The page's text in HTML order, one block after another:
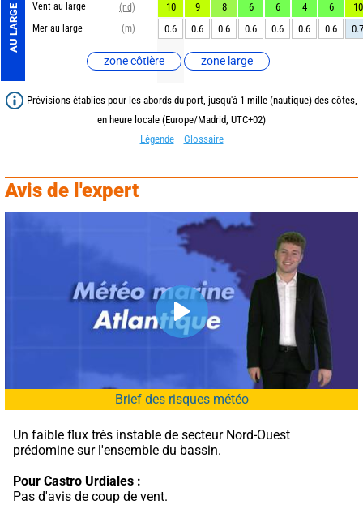
AU LARGE Vent au large
(nd)
Mer au large
(m)
zone côtière zone large
10 9 8 6 6 4 6
10
0.6
0.6 0.6 0.6 0.6 0.6 0.6 0.7
Prévisions établies pour les abords du port, jusqu'à 1 mille (nautique) des côtes,
en heure locale (Europe/Madrid, UTC+02)
Légende
Glossaire
Avis de l'expert
Brief des risques météo
Un faible flux très instable de secteur Nord-Ouest
prédomine sur l'ensemble du bassin.
Pour Castro Urdiales :
Pas d'avis de coup de vent.